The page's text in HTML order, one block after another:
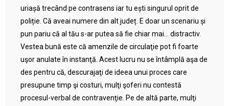
uriașă trecând pe contrasens iar tu ești singurul oprit de
poliție. Că aveai numere din alt județ. E doar un scenariu și
pun pariu că al tău s-ar putea să fie chiar mai… distractiv.
Vestea bună este că amenzile de circulaţie pot fi foarte
uşor anulate în instanţă. Acest lucru nu se întâmplă aşa de
des pentru că, descurajaţi de ideea unui proces care
presupune timp şi costuri, mulţi şoferi nu contestă
procesul-verbal de contravenţie. Pe de altă parte, mulţi